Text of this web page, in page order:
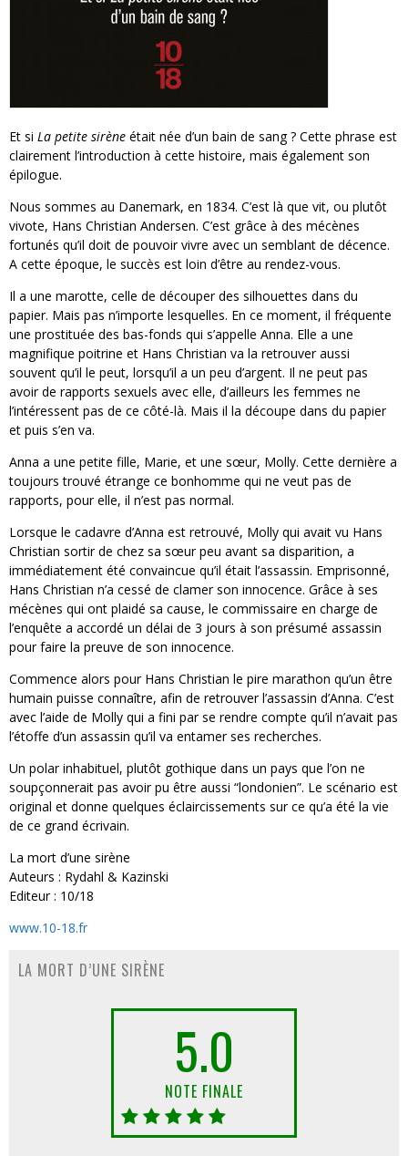
Et si La petite sirène était née d’un bain de sang ? Cette phrase est
clairement l’introduction à cette histoire, mais également son
épilogue.
Nous sommes au Danemark, en 1834. C’est là que vit, ou plutôt
vivote, Hans Christian Andersen. C’est grâce à des mécènes
fortunés qu’il doit de pouvoir vivre avec un semblant de décence.
A cette époque, le succès est loin d’être au rendez-vous.
Il a une marotte, celle de découper des silhouettes dans du
papier. Mais pas n’importe lesquelles. En ce moment, il fréquente
une prostituée des bas-fonds qui s’appelle Anna. Elle a une
magnifique poitrine et Hans Christian va la retrouver aussi
souvent qu’il le peut, lorsqu’il a un peu d’argent. Il ne peut pas
avoir de rapports sexuels avec elle, d’ailleurs les femmes ne
l’intéressent pas de ce côté-là. Mais il la découpe dans du papier
et puis s’en va.
Anna a une petite fille, Marie, et une sœur, Molly. Cette dernière a
toujours trouvé étrange ce bonhomme qui ne veut pas de
rapports, pour elle, il n’est pas normal.
Lorsque le cadavre d’Anna est retrouvé, Molly qui avait vu Hans
Christian sortir de chez sa sœur peu avant sa disparition, a
immédiatement été convaincue qu’il était l’assassin. Emprisonné,
Hans Christian n’a cessé de clamer son innocence. Grâce à ses
mécènes qui ont plaidé sa cause, le commissaire en charge de
l’enquête a accordé un délai de 3 jours à son présumé assassin
pour faire la preuve de son innocence.
Commence alors pour Hans Christian le pire marathon qu’un être
humain puisse connaître, afin de retrouver l’assassin d’Anna. C’est
avec l’aide de Molly qui a fini par se rendre compte qu’il n’avait pas
l’étoffe d’un assassin qu’il va entamer ses recherches.
Un polar inhabituel, plutôt gothique dans un pays que l’on ne
soupçonnerait pas avoir pu être aussi “londonien”. Le scénario est
original et donne quelques éclaircissements sur ce qu’a été la vie
de ce grand écrivain.
La mort d’une sirène
Auteurs : Rydahl & Kazinski
Editeur : 10/18
www.10-18.fr
LA MORT D’UNE SIRÈNE
5.0
NOTE FINALE